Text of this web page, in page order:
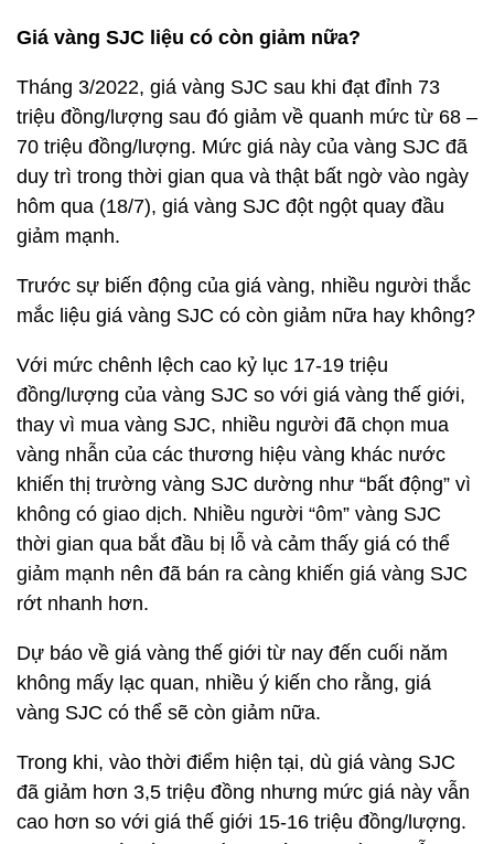
Giá vàng SJC liệu có còn giảm nữa?
Tháng 3/2022, giá vàng SJC sau khi đạt đỉnh 73
triệu đồng/lượng sau đó giảm về quanh mức từ 68 –
70 triệu đồng/lượng. Mức giá này của vàng SJC đã
duy trì trong thời gian qua và thật bất ngờ vào ngày
hôm qua (18/7), giá vàng SJC đột ngột quay đầu
giảm mạnh.
Trước sự biến động của giá vàng, nhiều người thắc
mắc liệu giá vàng SJC có còn giảm nữa hay không?
Với mức chênh lệch cao kỷ lục 17-19 triệu
đồng/lượng của vàng SJC so với giá vàng thế giới,
thay vì mua vàng SJC, nhiều người đã chọn mua
vàng nhẫn của các thương hiệu vàng khác nước
khiến thị trường vàng SJC dường như “bất động” vì
không có giao dịch. Nhiều người “ôm” vàng SJC
thời gian qua bắt đầu bị lỗ và cảm thấy giá có thể
giảm mạnh nên đã bán ra càng khiến giá vàng SJC
rớt nhanh hơn.
Dự báo về giá vàng thế giới từ nay đến cuối năm
không mấy lạc quan, nhiều ý kiến cho rằng, giá
vàng SJC có thể sẽ còn giảm nữa.
Trong khi, vào thời điểm hiện tại, dù giá vàng SJC
đã giảm hơn 3,5 triệu đồng nhưng mức giá này vẫn
cao hơn so với giá thế giới 15-16 triệu đồng/lượng.